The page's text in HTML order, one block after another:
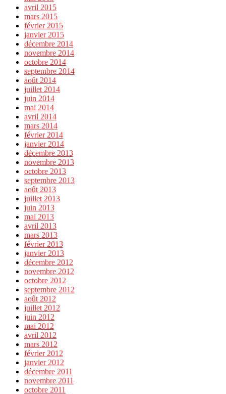
avril 2015
mars 2015
février 2015
janvier 2015
décembre 2014
novembre 2014
octobre 2014
septembre 2014
août 2014
juillet 2014
juin 2014
mai 2014
avril 2014
mars 2014
février 2014
janvier 2014
décembre 2013
novembre 2013
octobre 2013
septembre 2013
août 2013
juillet 2013
juin 2013
mai 2013
avril 2013
mars 2013
février 2013
janvier 2013
décembre 2012
novembre 2012
octobre 2012
septembre 2012
août 2012
juillet 2012
juin 2012
mai 2012
avril 2012
mars 2012
février 2012
janvier 2012
décembre 2011
novembre 2011
octobre 2011